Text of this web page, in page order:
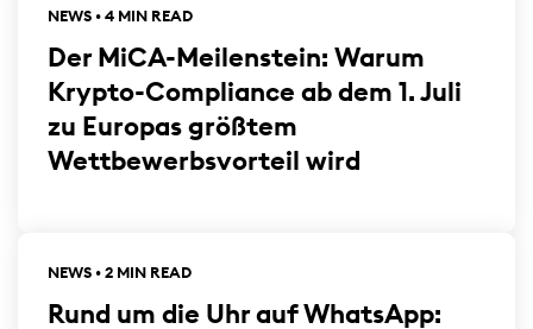
NEWS • 4 MIN READ
Der MiCA-Meilenstein: Warum
Krypto-Compliance ab dem 1. Juli
zu Europas größtem
Wettbewerbsvorteil wird
NEWS • 2 MIN READ
Rund um die Uhr auf WhatsApp: